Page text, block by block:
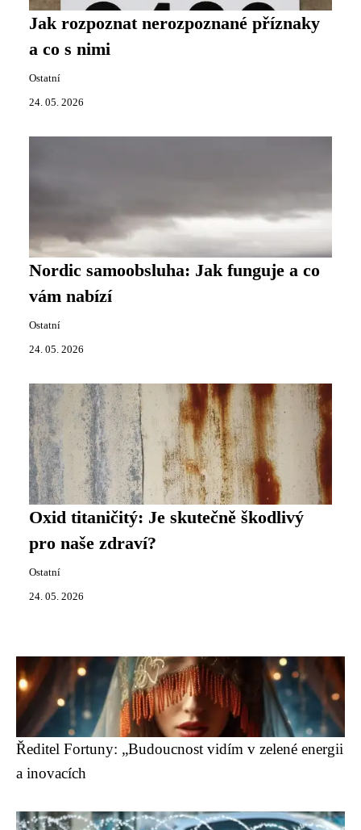
Jak rozpoznat nerozpoznané příznaky
a co s nimi
Ostatní
24. 05. 2026
Nordic samoobsluha: Jak funguje a co
vám nabízí
Ostatní
24. 05. 2026
Oxid titaničitý: Je skutečně škodlivý
pro naše zdraví?
Ostatní
24. 05. 2026
Ředitel Fortuny: „Budoucnost vidím v zelené energii
a inovacích